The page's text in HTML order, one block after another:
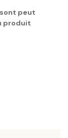
peut
produit